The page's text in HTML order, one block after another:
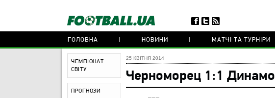
ГОЛОВНА НОВИНИ МАТЧІ ТА ТУРНІРИ
ЧЕМПІОНАТ
СВІТУ
ПРОГНОЗИ
25 КВІТНЯ 2014
Черноморец 1:1 Динамо